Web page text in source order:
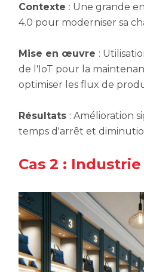
Contexte : Une grande
4.0 pour moderniser sa
Mise en œuvre :
de l'IoT pour la
optimiser les flux de
Résultats : Amélioration
temps d'arrêt et
Cas 2 :